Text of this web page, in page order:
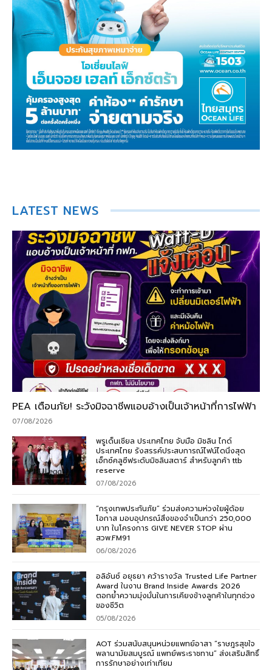
LATEST NEWS
PEA เตือนภัย! ระวังมิจฉาชีพแอบอ้างเป็นเจ้าหน้าที่การไฟฟ้า
07/08/2026
พรูเด็นเชียล ประเทศไทย จับมือ มิชลิน ไกด์
ประเทศไทย รังสรรค์ประสบการณ์ไฟน์ไดนิ่งสุด
เอ็กซ์คลูซีฟระดับมิชลินสตาร์ สำหรับลูกค้า ttb
reserve
07/08/2026
“กรุงเทพประกันภัย” ร่วมส่งความห่วงใยผู้ด้อย
โอกาส มอบอุปกรณ์สิ่งของจำเป็นกว่า 250,000
บาท ในโครงการ GIVE NEVER STOP ผ่าน
สวพ.FM91
06/08/2026
อลิอันซ์ อยุธยา คว้ารางวัล Trusted Life Partner
Award ในงาน Brand Inside Awards 2026
ตอกย้ำความมุ่งมั่นในการเคียงข้างลูกค้าในทุกช่วง
ของชีวิต
05/08/2026
AOT ร่วมสนับสนุนหน่วยแพทย์อาสา “ราษฎรสุขใจ
พลานามัยสมบูรณ์ แพทย์พระราชทาน” ส่งเสริมสิทธิ์
การรักษาอย่างเท่าเทียม